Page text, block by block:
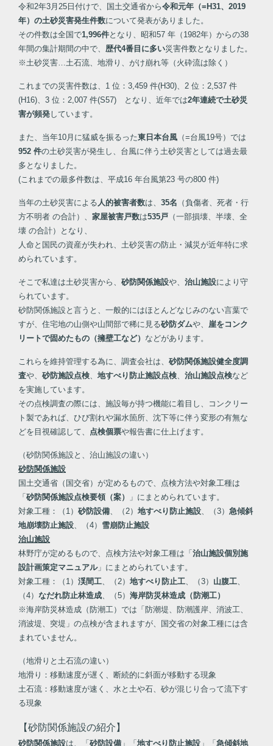
令和2年3月25日付けで、国土交通省から令和元年（=H31、2019
年）の土砂災害発生件数について発表がありました。
その件数は全国で1,996件となり、昭和57 年（1982年）からの38
年間の集計期間の中で、 歴代4番目に多い災害件数となりました。
※土砂災害…土石流、地滑り、がけ崩れ等（火砕流は除く）
これまでの災害件数は、1 位：3,459 件(H30)、2 位：2,537 件
(H16)、3 位：2,007 件(S57) となり、 近年では2年連続で土砂災
害が頻発しています。
また、当年10月に猛威を振るった東日本台風 （=台風19号）では
952 件の土砂災害が発生し、台風に伴う土砂災害としては過去最
多となりました。
(これまでの最多件数は、平成16 年台風第23 号の800 件)
当年の土砂災害による人的被害者数は、 35名 （負傷者、死者・行
方不明者 の合計）、 家屋被害戸数は535戸 （一部損壊、半壊、全
壊 の合計）となり、
人命と国民の資産が失われ、土砂災害の防止・減災が近年特に求
められています。
そこで私達は土砂災害から、 砂防関係施設や、 治山施設により守
られています。
砂防関係施設と言うと、一般的にはほとんどなじみのない言葉で
すが、住宅地の山側や山間部で稀に見る砂防ダムや、 崖をコンク
リートで固めたもの（擁壁工など） などがあります。
これらを維持管理する為に、調査会社は、 砂防関係施設健全度調
査や、 砂防施設点検、 地すべり防止施設点検、 治山施設点検など
を実施しています。
その点検調査の際には、施設毎が持つ機能に着目し、コンクリー
ト製であれば、ひび割れや漏水箇所、沈下等に伴う変形の有無な
どを目視確認して、 点検個票や報告書に仕上げます。
（砂防関係施設と、治山施設の違い）
砂防関係施設
国土交通省（国交省）が定めるもので、点検方法や対象工種は
「 砂防関係施設点検要領（案）
」にまとめられています。
対象工種：（1） 砂防設備、（2） 地すべり防止施設、（3） 急傾斜
地崩壊防止施設、（4） 雪崩防止施設
治山施設
林野庁が定めるもので、点検方法や対象工種は「 治山施設個別施
設計画策定マニュアル」にまとめられています。
対象工種：（1） 渓間工、（2） 地すべり防止工、（3） 山腹工、
（4） なだれ防止林造成、 （5） 海岸防災林造成（防潮工）
※海岸防災林造成（防潮工）では「防潮堤、防潮護岸、消波工、
消波堤、突堤」の点検が含まれますが、国交省の対象工種には含
まれていません。
（地滑りと土石流の違い）
地滑り：移動速度が遅く、断続的に斜面が移動する現象
土石流：移動速度が速く、水と土や石、砂が混じり合って流下す
る現象
【砂防関係施設の紹介】
砂防関係施設は、「 砂防設備 」「 地すべり防止施設 」「 急傾斜地